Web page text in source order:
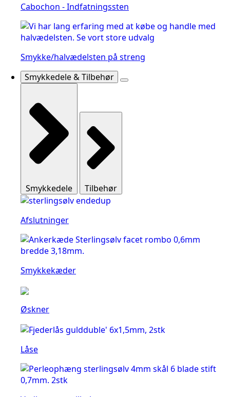
Cabochon - Indfatningssten
Smykke/halvædelsten på streng
Smykkedele & Tilbehør
Smykkedele Tilbehør
Afslutninger
Smykkekæder
Øskner
Låse